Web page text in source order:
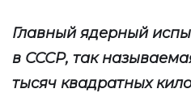
Главный ядерный
в СССР, так
тысяч квадратных